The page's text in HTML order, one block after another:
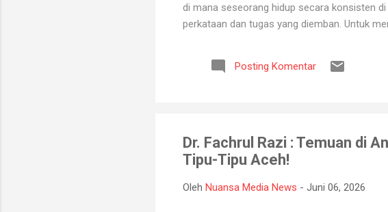
di mana seseorang hidup secara konsisten
perkataan dan tugas yang diemban. Untuk
lutut merelakan integritasnya hancur.
bersih atau baik. Seorang muslim, iman
Posting Komentar
Dr. Fachrul Razi : Temuan di
Tipu-Tipu Aceh!
Oleh Nuansa Media News - Juni 06, 2026